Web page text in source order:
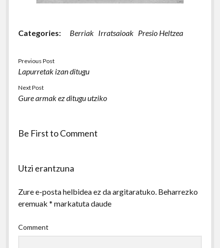
Categories: Berriak Irratsaioak Presio Heltzea
Previous Post
Lapurretak izan ditugu
Next Post
Gure armak ez ditugu utziko
Be First to Comment
Utzi erantzuna
Zure e-posta helbidea ez da argitaratuko. Beharrezko
eremuak * markatuta daude
Comment